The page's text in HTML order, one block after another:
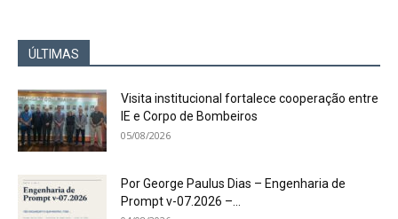
ÚLTIMAS
Visita institucional fortalece cooperação entre
IE e Corpo de Bombeiros
05/08/2026
Por George Paulus Dias – Engenharia de
Prompt v-07.2026 –...